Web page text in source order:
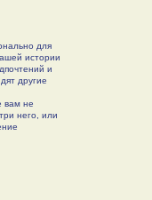
для
истории
и
другие
вам не
него, или